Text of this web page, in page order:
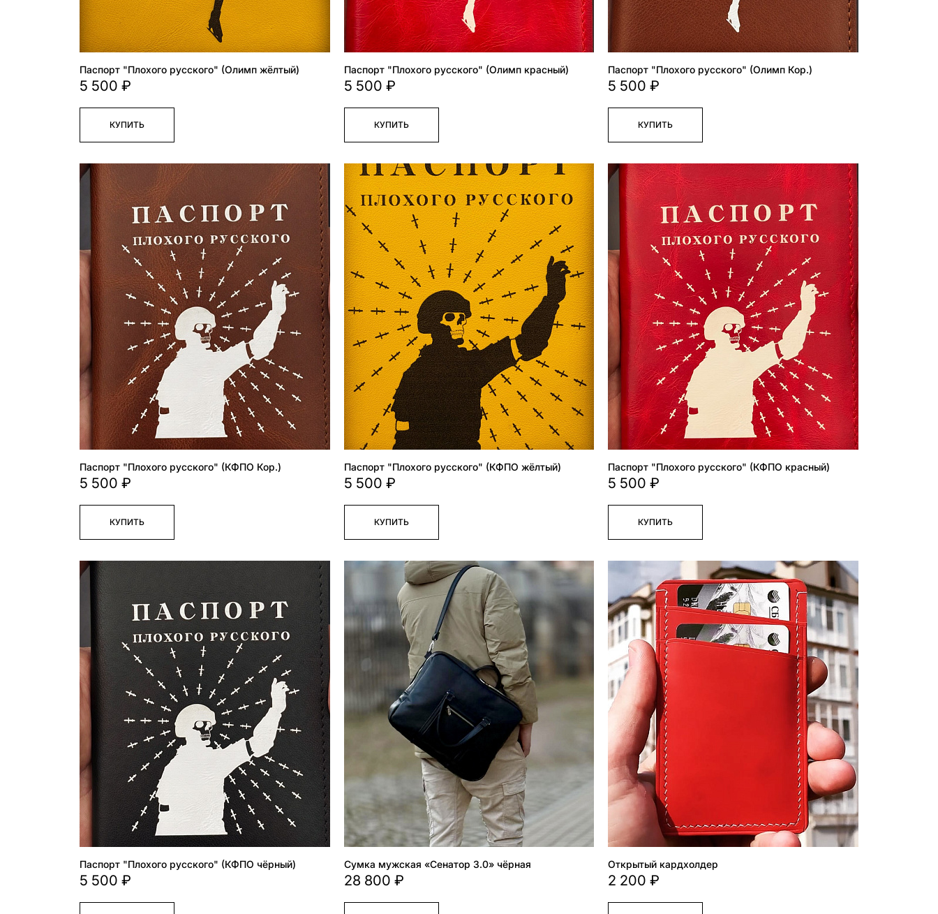
Паспорт "Плохого русского" (Олимп жёлтый)
5 500 ₽
КУПИТЬ
Паспорт "Плохого русского" (Олимп красный)
5 500 ₽
КУПИТЬ
Паспорт "Плохого русского" (Олимп Кор.)
5 500 ₽
КУПИТЬ
Паспорт "Плохого русского" (КФПО Кор.)
5 500 ₽
КУПИТЬ
Паспорт "Плохого русского" (КФПО жёлтый)
5 500 ₽
КУПИТЬ
Паспорт "Плохого русского" (КФПО красный)
5 500 ₽
КУПИТЬ
Паспорт "Плохого русского" (КФПО чёрный)
5 500 ₽
Сумка мужская «Сенатор 3.0» чёрная
28 800 ₽
Открытый кардхолдер
2 200 ₽